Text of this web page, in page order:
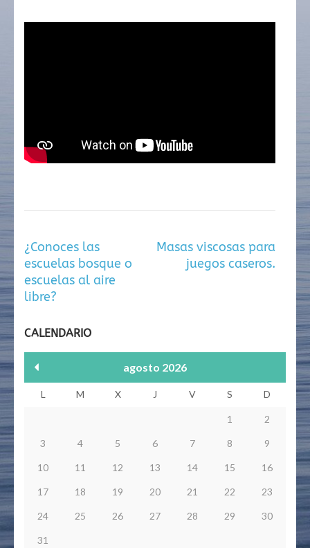
Navegación
de
entradas
¿Conoces las
escuelas bosque o
escuelas al aire
libre?
Masas viscosas para
juegos caseros.
CALENDARIO
agosto 2026
L M X J V S D
1 2
3 4 5 6 7 8 9
10 11 12 13 14 15 16
17 18 19 20 21 22 23
24 25 26 27 28 29 30
31